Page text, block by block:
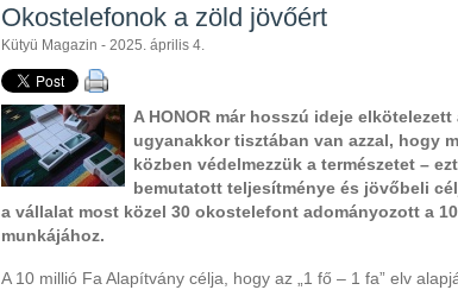
Okostelefonok a zöld jövőért
Kütyü Magazin - 2025. április 4.
A HONOR már hosszú ideje
ugyanakkor tisztában van azzal, hogy
közben védelmezzük a természetet –
bemutatott teljesítménye és jövőbeli
a vállalat most közel 30 okostelefont adományozott a
munkájához.
A 10 millió Fa Alapítvány célja, hogy az „1 fő – 1 fa” elv